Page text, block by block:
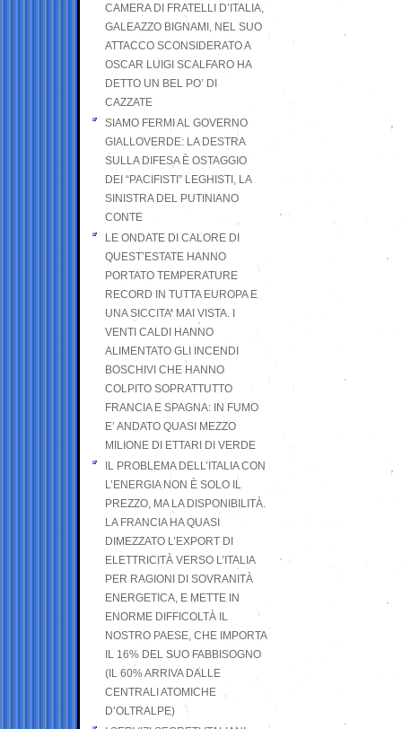
CAMERA DI FRATELLI D’ITALIA,
GALEAZZO BIGNAMI, NEL SUO
ATTACCO SCONSIDERATO A
OSCAR LUIGI SCALFARO HA
DETTO UN BEL PO’ DI
CAZZATE
SIAMO FERMI AL GOVERNO
GIALLOVERDE: LA DESTRA
SULLA DIFESA È OSTAGGIO
DEI “PACIFISTI” LEGHISTI, LA
SINISTRA DEL PUTINIANO
CONTE
LE ONDATE DI CALORE DI
QUEST’ESTATE HANNO
PORTATO TEMPERATURE
RECORD IN TUTTA EUROPA E
UNA SICCITA’ MAI VISTA. I
VENTI CALDI HANNO
ALIMENTATO GLI INCENDI
BOSCHIVI CHE HANNO
COLPITO SOPRATTUTTO
FRANCIA E SPAGNA: IN FUMO
E’ ANDATO QUASI MEZZO
MILIONE DI ETTARI DI VERDE
IL PROBLEMA DELL’ITALIA CON
L’ENERGIA NON È SOLO IL
PREZZO, MA LA DISPONIBILITÀ.
LA FRANCIA HA QUASI
DIMEZZATO L’EXPORT DI
ELETTRICITÀ VERSO L’ITALIA
PER RAGIONI DI SOVRANITÀ
ENERGETICA, E METTE IN
ENORME DIFFICOLTÀ IL
NOSTRO PAESE, CHE IMPORTA
IL 16% DEL SUO FABBISOGNO
(IL 60% ARRIVA DALLE
CENTRALI ATOMICHE
D’OLTRALPE)